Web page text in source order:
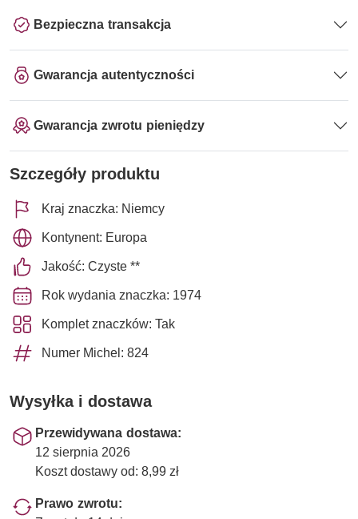
Bezpieczna transakcja
Gwarancja autentyczności
Gwarancja zwrotu pieniędzy
Szczegóły produktu
Kraj znaczka: Niemcy
Kontynent: Europa
Jakość: Czyste **
Rok wydania znaczka: 1974
Komplet znaczków: Tak
Numer Michel: 824
Wysyłka i dostawa
Przewidywana dostawa:
12 sierpnia 2026
Koszt dostawy od: 8,99 zł
Prawo zwrotu: